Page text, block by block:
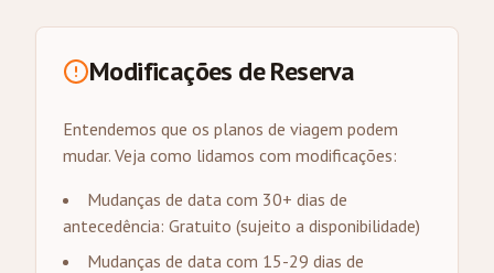
Modificações de Reserva
Entendemos que os planos de viagem podem
mudar. Veja como lidamos com modificações:
Mudanças de data com 30+ dias de
antecedência: Gratuito (sujeito a disponibilidade)
Mudanças de data com 15-29 dias de